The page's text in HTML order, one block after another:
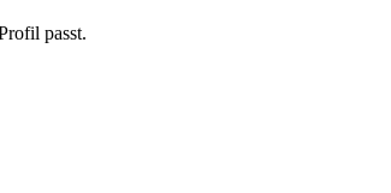
passt.